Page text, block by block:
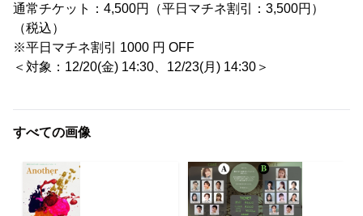
通常チケット：4,500円（平日マチネ割引：3,500円）
（税込）
※平日マチネ割引 1000 円 OFF
＜対象：12/20(金) 14:30、12/23(月) 14:30＞
すべての画像